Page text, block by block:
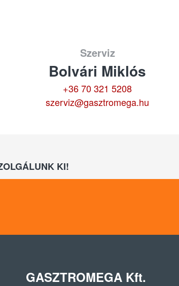
Szerviz
Bolvári Miklós
+36 70 321 5208
szerviz@gasztromega.hu
KI!
GASZTROMEGA Kft.